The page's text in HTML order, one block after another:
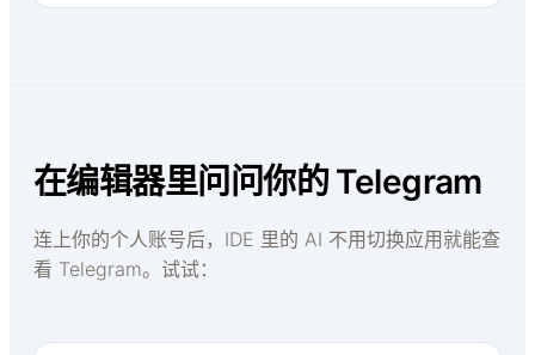
在编辑器里问问你的 Telegram
连上你的个人账号后，IDE 里的 AI 不用切换应用就能查
看 Telegram。试试：